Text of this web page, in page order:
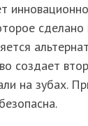
сделано
создает
на зубах.